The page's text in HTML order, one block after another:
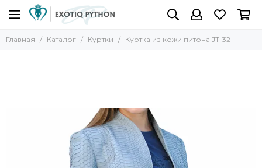
Главная Каталог Куртки Куртка из кожи питона JT-32